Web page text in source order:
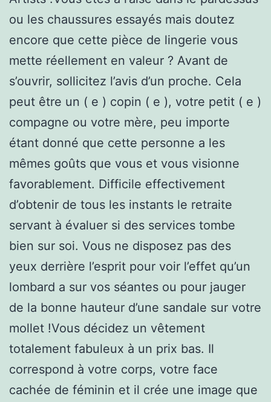
ou les chaussures essayés mais doutez
encore que cette pièce de lingerie vous
mette réellement en valeur ? Avant de
s’ouvrir, sollicitez l’avis d’un proche. Cela
peut être un ( e ) copin ( e ), votre petit ( e )
compagne ou votre mère, peu importe
étant donné que cette personne a les
mêmes goûts que vous et vous visionne
favorablement. Difficile effectivement
d’obtenir de tous les instants le retraite
servant à évaluer si des services tombe
bien sur soi. Vous ne disposez pas des
yeux derrière l’esprit pour voir l’effet qu’un
lombard a sur vos séantes ou pour jauger
de la bonne hauteur d’une sandale sur votre
mollet !Vous décidez un vêtement
totalement fabuleux à un prix bas. Il
correspond à votre corps, votre face
cachée de féminin et il crée une image que